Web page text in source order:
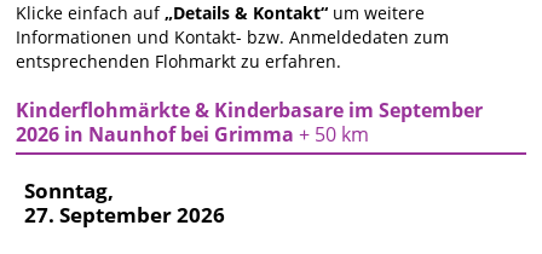
Klicke einfach auf„Details & Kontakt“ um weitere
Informationen und Kontakt- bzw. Anmeldedaten zum
entsprechenden Flohmarkt zu erfahren.
Kinderflohmärkte & Kinderbasare im September
2026 in Naunhof bei Grimma+ 50 km
Sonntag,
27. September 2026